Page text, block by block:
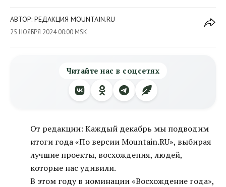
АВТОР: РЕДАКЦИЯ MOUNTAIN.RU
25 НОЯБРЯ 2024 00:00 MSK
Читайте нас в соцсетях
От редакции: Каждый декабрь мы подводим
итоги года «По версии Mountain.RU», выбирая
лучшие проекты, восхождения, людей,
которые нас удивили.
В этом году в номинации «Восхождение года»,